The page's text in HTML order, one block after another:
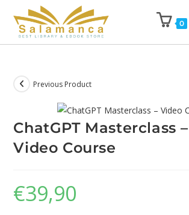
0
Previous Product
ChatGPT Masterclass –
Video Course
€39,90